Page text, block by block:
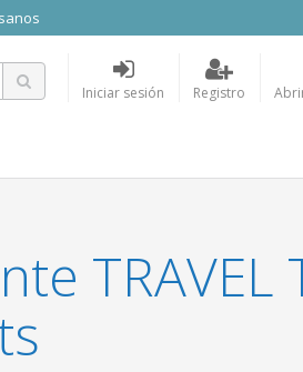
Iniciar sesión Registro
TRAVEL